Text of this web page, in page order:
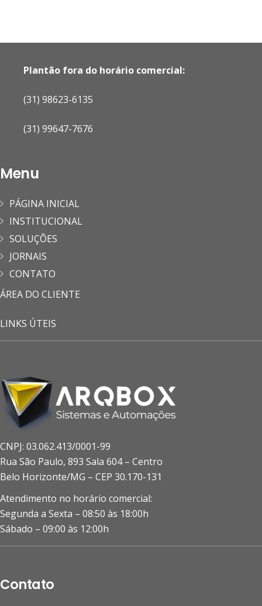
Plantão fora do horário comercial:
(31) 98623-6135
(31) 99647-7676
Menu
PÁGINA INICIAL
INSTITUCIONAL
SOLUÇÕES
JORNAIS
CONTATO
ÁREA DO CLIENTE
LINKS ÚTEIS
CNPJ: 03.062.413/0001-99
Rua São Paulo, 893 Sala 604 – Centro
Belo Horizonte/MG – CEP 30.170-131
Atendimento no horário comercial:
Segunda a Sexta – 08:50 às 18:00h
Sábado – 09:00 às 12:00h
Contato